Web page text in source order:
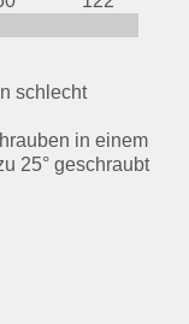
schlecht
in einem
25° geschraubt